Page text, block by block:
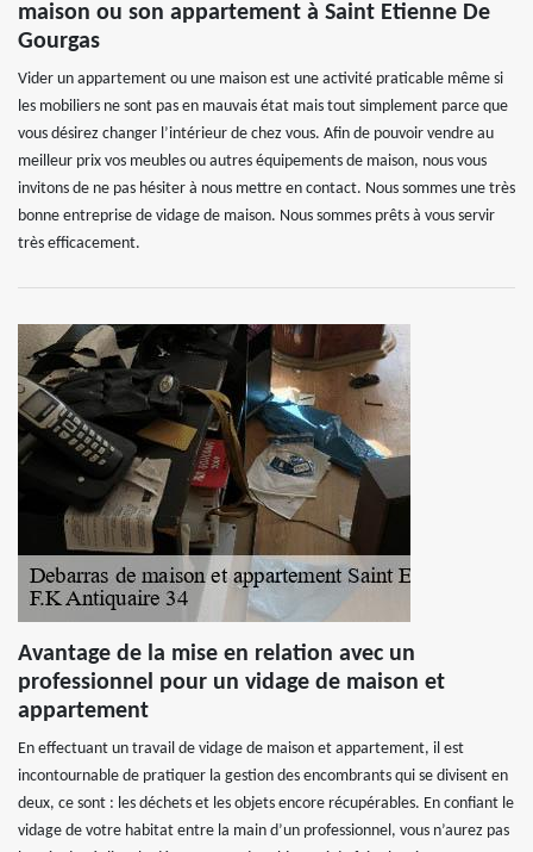
maison ou son appartement à Saint Etienne De
Gourgas
Vider un appartement ou une maison est une activité praticable même si
les mobiliers ne sont pas en mauvais état mais tout simplement parce que
vous désirez changer l’intérieur de chez vous. Afin de pouvoir vendre au
meilleur prix vos meubles ou autres équipements de maison, nous vous
invitons de ne pas hésiter à nous mettre en contact. Nous sommes une très
bonne entreprise de vidage de maison. Nous sommes prêts à vous servir
très efficacement.
Avantage de la mise en relation avec un
professionnel pour un vidage de maison et
appartement
En effectuant un travail de vidage de maison et appartement, il est
incontournable de pratiquer la gestion des encombrants qui se divisent en
deux, ce sont : les déchets et les objets encore récupérables. En confiant le
vidage de votre habitat entre la main d’un professionnel, vous n’aurez pas